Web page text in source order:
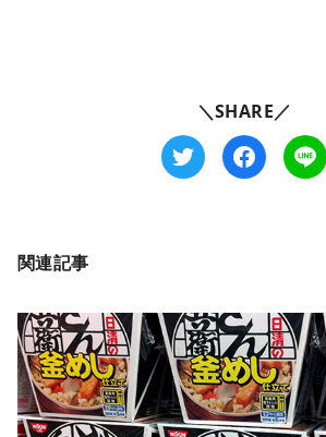
＼SHARE／
関連記事